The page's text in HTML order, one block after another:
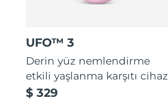
UFO™ 3
Derin yüz nemlendirme
etkili yaşlanma karşıtı cihaz
$ 329